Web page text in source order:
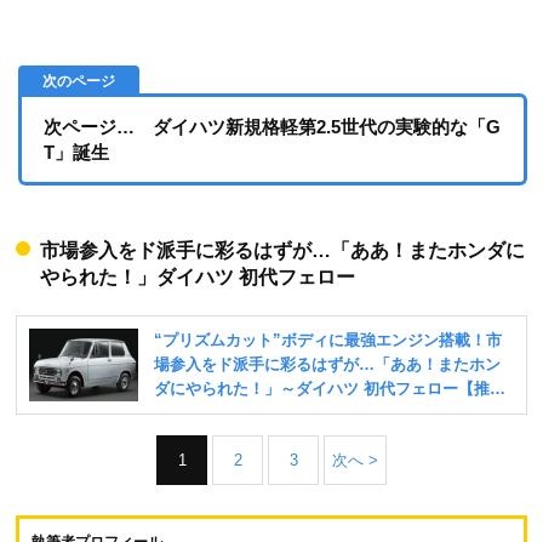
次ページ… ダイハツ新規格軽第2.5世代の実験的な「G
T」誕生
市場参入をド派手に彩るはずが…「ああ！またホンダに
やられた！」ダイハツ 初代フェロー
1 2 3 次へ >